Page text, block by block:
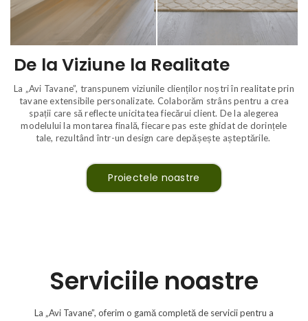
De la Viziune la Realitate
La „Avi Tavane”, transpunem viziunile clienților noștri în realitate prin
tavane extensibile personalizate. Colaborăm strâns pentru a crea
spații care să reflecte unicitatea fiecărui client. De la alegerea
modelului la montarea finală, fiecare pas este ghidat de dorințele
tale, rezultând într-un design care depășește așteptările.
Proiectele noastre
Serviciile noastre
La „Avi Tavane”, oferim o gamă completă de servicii pentru a